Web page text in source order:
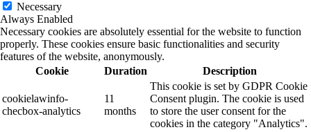
Necessary
Always Enabled
Necessary cookies are absolutely essential for the website to function
properly. These cookies ensure basic functionalities and security
features of the website, anonymously.
Cookie
Duration Description
cookielawinfo-
checbox-analytics
11
months
This cookie is set by GDPR Cookie
Consent plugin. The cookie is used
to store the user consent for the
cookies in the category "Analytics".